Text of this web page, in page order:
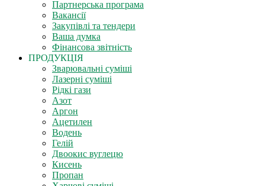
Партнерська програма
Вакансії
Закупівлі та тендери
Ваша думка
Фінансова звітність
ПРОДУКЦІЯ
Зварювальні суміші
Лазерні суміші
Рідкі гази
Азот
Аргон
Ацетилен
Водень
Гелій
Двоокис вуглецю
Кисень
Пропан